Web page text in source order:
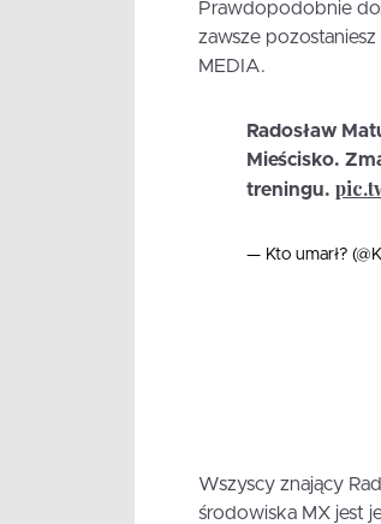
Prawdopodobnie
zawsze
MEDIA.
Radosław
Mieścisko.
treningu.
— Kto umarł?
Wszyscy znający
środowiska MX jest